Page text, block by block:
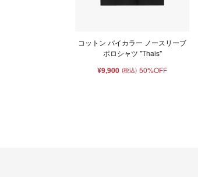
コットン バイカラー ノースリーブ
ポロシャツ "Thais"
¥9,900 (税込) 50%OFF